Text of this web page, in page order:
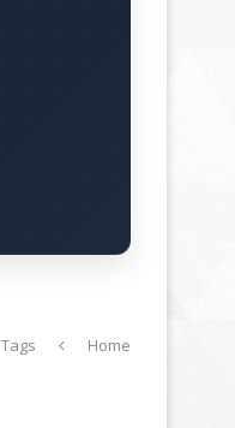
Home
Tags